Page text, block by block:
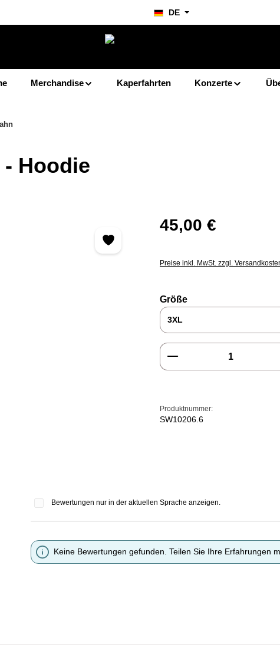
DE
Merchandise Kaperfahrten Konzerte
Hoodie
Regulärer Preis:
45,00 €
Preise inkl. MwSt. zzgl.
Größeauswählen
Produkt Anzahl:
Produktnummer:
SW10206.6
Bewertungen nur in der aktuellen Sprache anzeigen.
Keine Bewertungen gefunden. Teilen Sie Ihre Erfahrungen